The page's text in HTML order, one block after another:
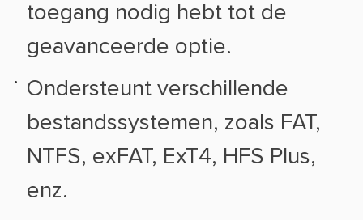
toegang nodig hebt tot de
geavanceerde optie.
Ondersteunt verschillende
bestandssystemen, zoals FAT,
NTFS, exFAT, ExT4, HFS Plus,
enz.